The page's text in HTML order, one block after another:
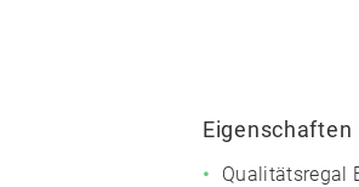
Eigenschaften
Qualitätsregal